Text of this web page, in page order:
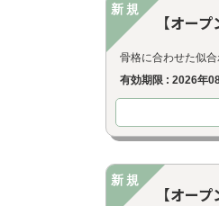
新規
【オー
骨格に合わせた似
有効期限 : 2026年
新規
【オー